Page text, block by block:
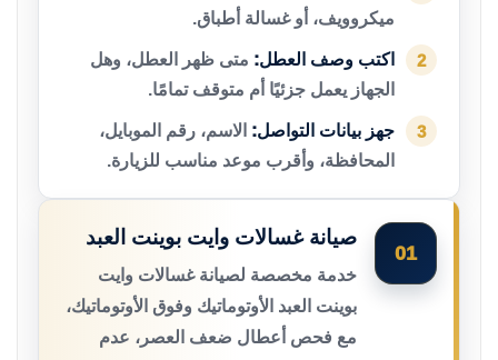
ميكروويف، أو غسالة أطباق.
2 اكتب وصف العطل: متى ظهر العطل، وهل
الجهاز يعمل جزئيًا أم متوقف تمامًا.
3 جهز بيانات التواصل: الاسم، رقم الموبايل،
المحافظة، وأقرب موعد مناسب للزيارة.
01
صيانة غسالات وايت بوينت العبد
خدمة مخصصة لصيانة غسالات وايت
بوينت العبد الأوتوماتيك وفوق الأوتوماتيك،
مع فحص أعطال ضعف العصر، عدم